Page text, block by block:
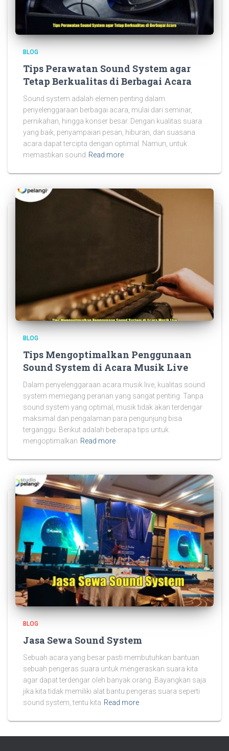
BLOG
Tips Perawatan Sound System agar
Tetap Berkualitas di Berbagai Acara
Sound system adalah elemen penting dalam
penyelenggaraan berbagai acara, mulai dari seminar,
pernikahan, hingga konser besar. Dengan kualitas suara
yang baik, penyampaian pesan, hiburan, dan suasana
acara dapat tercipta dengan optimal. Namun, untuk
memastikan sound Read more
BLOG
Tips Mengoptimalkan Penggunaan
Sound System di Acara Musik Live
Dalam penyelenggaraan acara musik live, kualitas sound
system memegang peranan yang sangat penting. Tanpa
sound system yang optimal, musik tidak akan terdengar
maksimal dan pengalaman para pengunjung bisa
terganggu. Berikut adalah beberapa tips untuk
mengoptimalkan Read more
BLOG
Jasa Sewa Sound System
Sebuah acara yang besar pasti membutuhkan bantuan
sebuah pengeras suara untuk mengeraskan suara kita
agar dapat terdengar oleh banyak orang. Bayangkan saja
jika kita tidak memiliki alat bantu pengeras suara seperti
sound system, tentu kita Read more